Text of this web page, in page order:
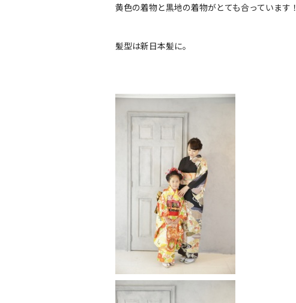
黄色の着物と黒地の着物がとても合っています！
髪型は新日本髪に。